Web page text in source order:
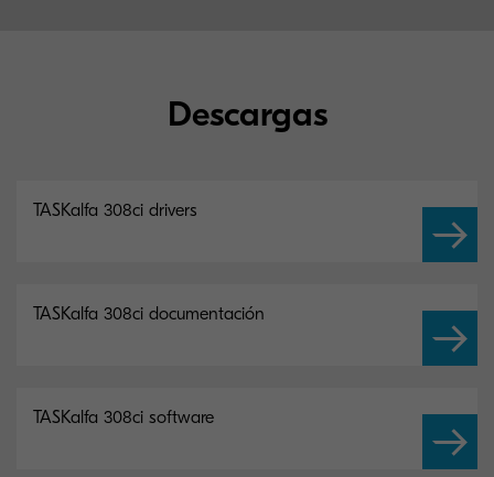
Descargas
TASKalfa 308ci drivers
TASKalfa 308ci documentación
TASKalfa 308ci software